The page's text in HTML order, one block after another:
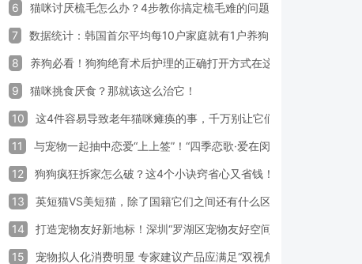
6 猫咪讨厌梳毛怎么办？4步教你搞定梳毛难的问题！
7 数据统计：韩国首尔平均每10户家庭就有1户养狗
8 养狗必看！狗狗绝育术后护理的正确打开方式在这里
9 猫咪挑食厌食？那就该这么治它！
10 这4件容易导致老年猫咪瘫痪的事，千万别让它们做！
11 与宠物一起抽中恋爱“上上签”！“四季恋歌·爱在闵行”携宠交友引领
12 狗狗疯狂拆家怎么破？这4个小诀窍省心又省钱！
13 英短猫VS美短猫，除了国籍它们之间还有什么区别？
14 打造宠物友好新地标！深圳“罗湖区宠物友好空间活动周”启动
15 宠物拟人化消费明显 专家建议产品应满足“双视角需求”